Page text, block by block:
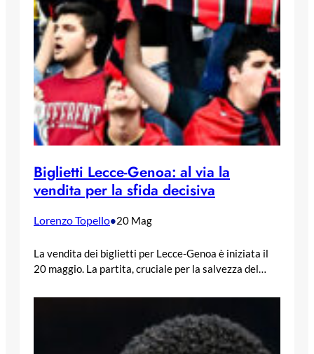
Biglietti Lecce-Genoa: al via la
vendita per la sfida decisiva
Lorenzo Topello•20 Mag
La vendita dei biglietti per Lecce-Genoa è iniziata il
20 maggio. La partita, cruciale per la salvezza del…